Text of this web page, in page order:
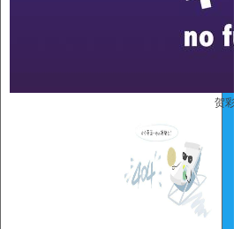
贺彩虹